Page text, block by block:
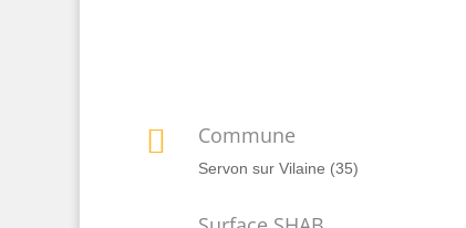
 Commune
Servon sur Vilaine (35)